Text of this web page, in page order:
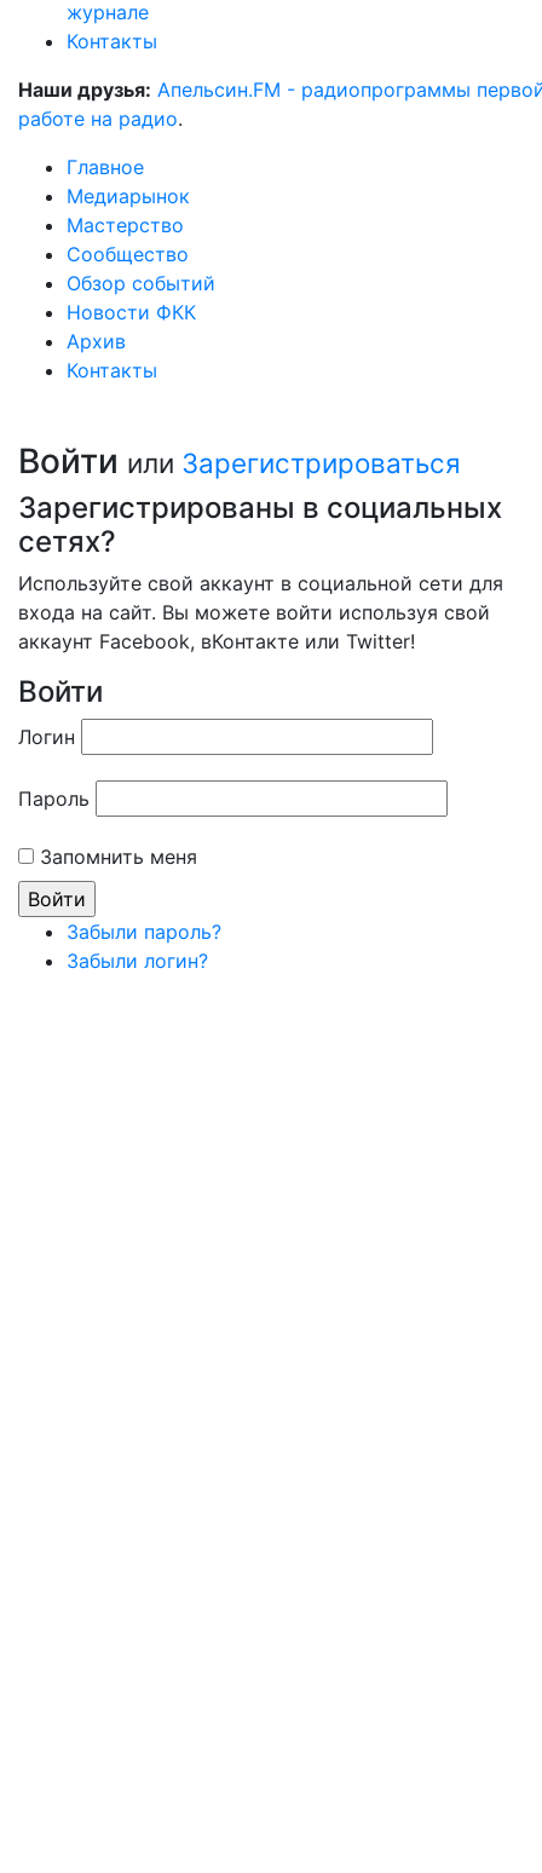
журнале
Контакты
Наши друзья: Апельсин.FM - радиопрограммы
работе на радио.
Главное
Медиарынок
Мастерство
Сообщество
Обзор событий
Новости ФКК
Архив
Контакты
Войти или Зарегистрироваться
Зарегистрированы в социальных
сетях?
Используйте свой аккаунт в социальной сети для
входа на сайт. Вы можете войти используя свой
аккаунт Facebook, вКонтакте или Twitter!
Войти
Логин
Пароль
Запомнить меня
Забыли пароль?
Забыли логин?